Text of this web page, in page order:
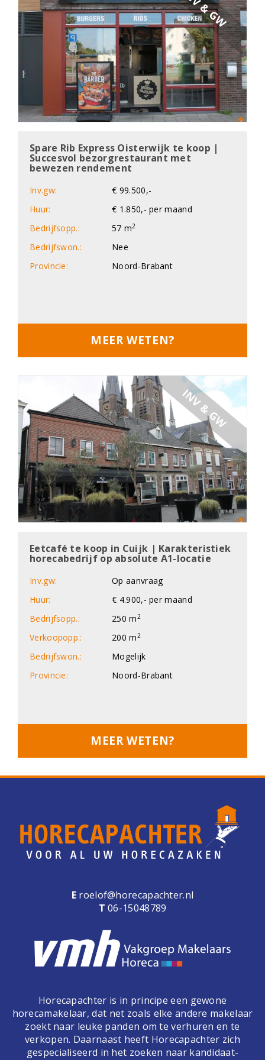
e
n
a
v
i
g
a
t
i
o
Spare Rib Express Oisterwijk te koop |
Succesvol bezorgrestaurant met
bewezen rendement
Inv.gw:
€ 99.500,-
Huur:
€ 1.850,- per maand
Bedrijfsopp.:
57 m2
Bedrijfswon.:
Nee
Provincie:
Noord-Brabant
MEER WETEN?
INV & GW
Eetcafé te koop in Cuijk | Karakteristiek
horecabedrijf op absolute A1-locatie
Inv.gw:
Op aanvraag
Huur:
€ 4.900,- per maand
Bedrijfsopp.:
250 m 2
Verkoopopp.: 200 m 2
Bedrijfswon.:
Mogelijk
Provincie:
Noord-Brabant
MEER WETEN?
E roelof@horecapachter.nl
T 06-15048789
Horecapachter is in principe een gewone
horecamakelaar, dat net zoals elke andere makelaar
zoekt naar leuke panden om te verhuren en te
verkopen. Daarnaast heeft Horecapachter zich
gespecialiseerd in het zoeken naar kandidaat-